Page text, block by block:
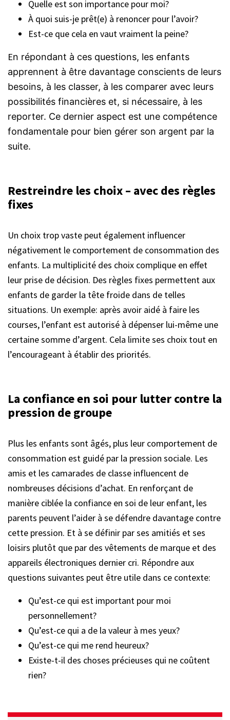
Quelle est son importance pour moi?
À quoi suis-je prêt(e) à renoncer pour l’avoir?
Est-ce que cela en vaut vraiment la peine?
En répondant à ces questions, les enfants
apprennent à être davantage conscients de leurs
besoins, à les classer, à les comparer avec leurs
possibilités financières et, si nécessaire, à les
reporter. Ce dernier aspect est une compétence
fondamentale pour bien gérer son argent par la
suite.
Restreindre les choix – avec des règles
fixes
Un choix trop vaste peut également influencer
négativement le comportement de consommation des
enfants. La multiplicité des choix complique en effet
leur prise de décision. Des règles fixes permettent aux
enfants de garder la tête froide dans de telles
situations. Un exemple: après avoir aidé à faire les
courses, l’enfant est autorisé à dépenser lui-même une
certaine somme d’argent. Cela limite ses choix tout en
l’encourageant à établir des priorités.
La confiance en soi pour lutter contre la
pression de groupe
Plus les enfants sont âgés, plus leur comportement de
consommation est guidé par la pression sociale. Les
amis et les camarades de classe influencent de
nombreuses décisions d’achat. En renforçant de
manière ciblée la confiance en soi de leur enfant, les
parents peuvent l’aider à se défendre davantage contre
cette pression. Et à se définir par ses amitiés et ses
loisirs plutôt que par des vêtements de marque et des
appareils électroniques dernier cri. Répondre aux
questions suivantes peut être utile dans ce contexte:
Qu’est-ce qui est important pour moi
personnellement?
Qu’est-ce qui a de la valeur à mes yeux?
Qu’est-ce qui me rend heureux?
Existe-t-il des choses précieuses qui ne coûtent
rien?